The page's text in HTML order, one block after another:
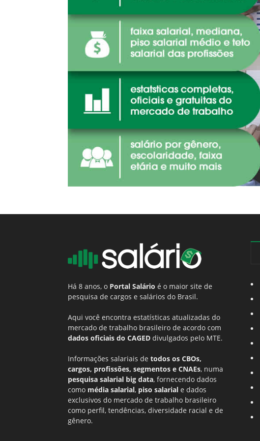
Há 8 anos, o Portal Salário é o maior site de
pesquisa de cargos e salários do Brasil.
Aqui você encontra estatísticas atualizadas do
mercado de trabalho brasileiro de acordo com
dados oficiais do CAGED divulgados pelo MTE.
Informações salariais de todos os CBOs,
cargos, profissões, segmentos e CNAEs, numa
pesquisa salarial big data, fornecendo dados
como média salarial, piso salarial e dados
exclusivos do mercado de trabalho brasileiro
como perfil, tendências, diversidade racial e de
gênero.